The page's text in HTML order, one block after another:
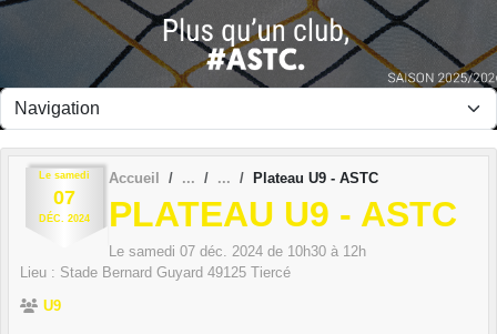
Le samedi
07
DÉC. 2024
Accueil Plateau U9 - ASTC
PLATEAU U9 - ASTC
Le samedi 07 déc. 2024 de 10h30 à 12h
Lieu : Stade Bernard Guyard 49125 Tiercé
U9
Panneau de gestion des cookies